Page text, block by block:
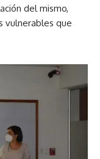
del mismo,
vulnerables que